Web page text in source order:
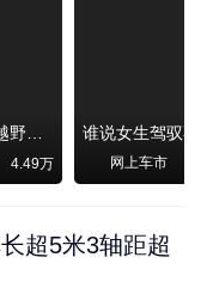
皮卡也能豪华越野！纵横F700上市，限时卖29.99万起
4.49万 网上车市
超5米3轴距超